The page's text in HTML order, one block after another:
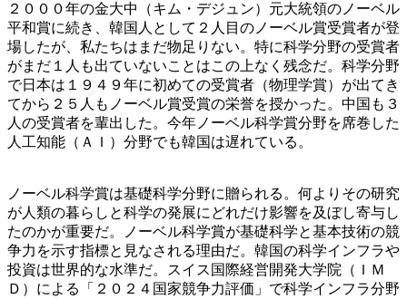
２０００年の金大中（キム・デジュン）元大統領のノーベル
平和賞に続き、韓国人として２人目のノーベル賞受賞者が登
場したが、私たちはまだ物足りない。特に科学分野の受賞者
がまだ１人も出ていないことはこの上なく残念だ。科学分野
で日本は１９４９年に初めての受賞者（物理学賞）が出てき
てから２５人もノーベル賞受賞の栄誉を授かった。中国も３
人の受賞者を輩出した。今年ノーベル科学賞分野を席巻した
人工知能（ＡＩ）分野でも韓国は遅れている。
ノーベル科学賞は基礎科学分野に贈られる。何よりその研究
が人類の暮らしと科学の発展にどれだけ影響を及ぼし寄与し
たのかが重要だ。ノーベル科学賞が基礎科学と基本技術の競
争力を示す指標と見なされる理由だ。韓国の科学インフラや
投資は世界的な水準だ。スイス国際経営開発大学院（ＩＭ
Ｄ）による「２０２４国家競争力評価」で科学インフラ分野